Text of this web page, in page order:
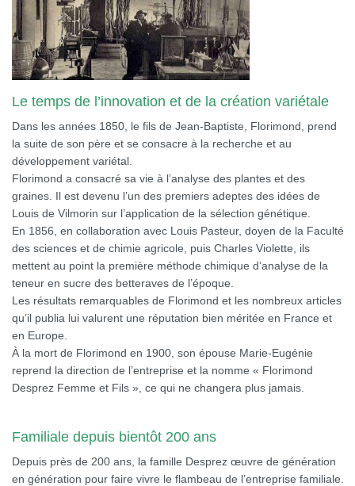
Le temps de l’innovation et de la création variétale
Dans les années 1850, le fils de Jean-Baptiste, Florimond, prend
la suite de son père et se consacre à la recherche et au
développement variétal.
Florimond a consacré sa vie à l’analyse des plantes et des
graines. Il est devenu l’un des premiers adeptes des idées de
Louis de Vilmorin sur l’application de la sélection génétique.
En 1856, en collaboration avec Louis Pasteur, doyen de la Faculté
des sciences et de chimie agricole, puis Charles Violette, ils
mettent au point la première méthode chimique d’analyse de la
teneur en sucre des betteraves de l’époque.
Les résultats remarquables de Florimond et les nombreux articles
qu’il publia lui valurent une réputation bien méritée en France et
en Europe.
À la mort de Florimond en 1900, son épouse Marie-Eugénie
reprend la direction de l’entreprise et la nomme « Florimond
Desprez Femme et Fils », ce qui ne changera plus jamais.
Familiale depuis bientôt 200 ans
Depuis près de 200 ans, la famille Desprez œuvre de génération
en génération pour faire vivre le flambeau de l’entreprise familiale.